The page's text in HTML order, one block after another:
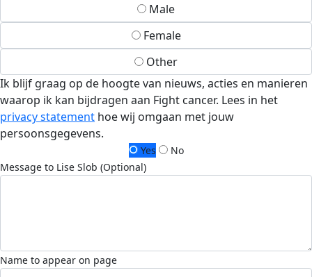
Male
Female
Other
Ik blijf graag op de hoogte van nieuws, acties en manieren
waarop ik kan bijdragen aan Fight cancer. Lees in het
privacy statement hoe wij omgaan met jouw
persoonsgegevens.
Yes
No
Message to Lise Slob (Optional)
Name to appear on page